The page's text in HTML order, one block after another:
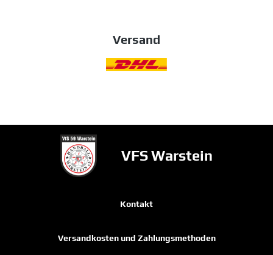
Versand
VFS Warstein
Kontakt
Versandkosten und Zahlungsmethoden